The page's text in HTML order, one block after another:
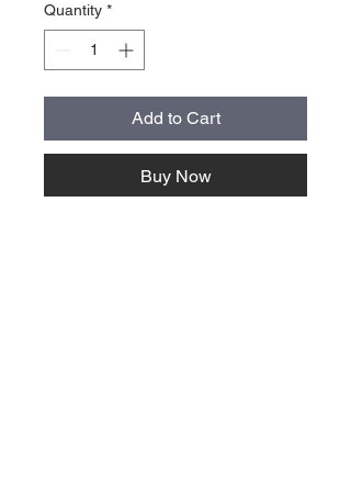
Quantity *
Add to Cart
Buy Now